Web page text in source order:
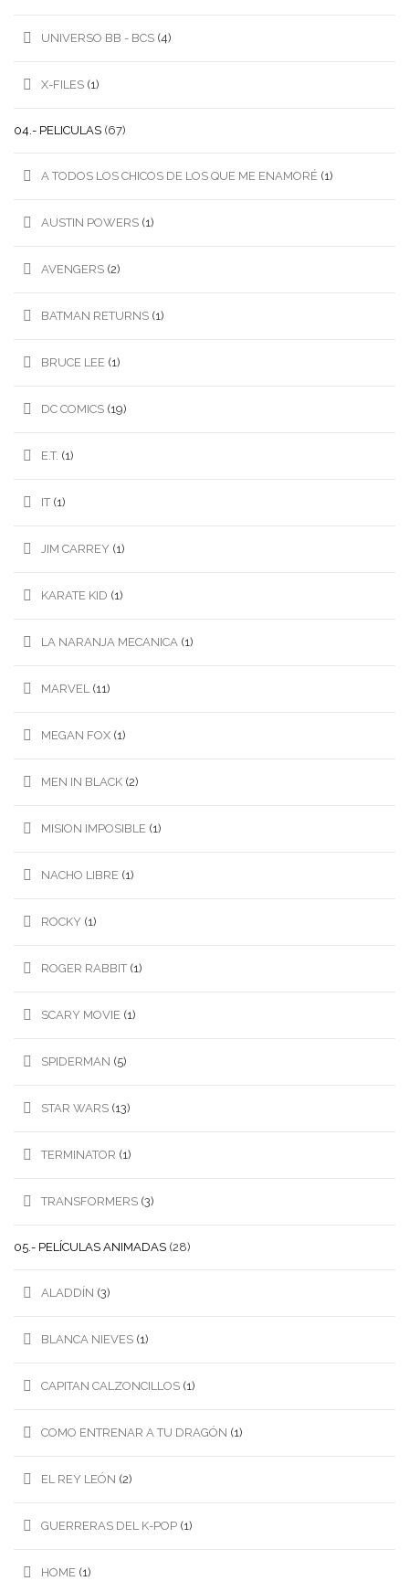
UNIVERSO BB - BCS (4)
X-FILES (1)
04.- PELICULAS (67)
A TODOS LOS CHICOS DE LOS QUE ME ENAMORÉ (1)
AUSTIN POWERS (1)
AVENGERS (2)
BATMAN RETURNS (1)
BRUCE LEE (1)
DC COMICS (19)
E.T. (1)
IT (1)
JIM CARREY (1)
KARATE KID (1)
LA NARANJA MECANICA (1)
MARVEL (11)
MEGAN FOX (1)
MEN IN BLACK (2)
MISION IMPOSIBLE (1)
NACHO LIBRE (1)
ROCKY (1)
ROGER RABBIT (1)
SCARY MOVIE (1)
SPIDERMAN (5)
STAR WARS (13)
TERMINATOR (1)
TRANSFORMERS (3)
05.- PELÍCULAS ANIMADAS (28)
ALADDÍN (3)
BLANCA NIEVES (1)
CAPITAN CALZONCILLOS (1)
COMO ENTRENAR A TU DRAGÓN (1)
EL REY LEÓN (2)
GUERRERAS DEL K-POP (1)
HOME (1)